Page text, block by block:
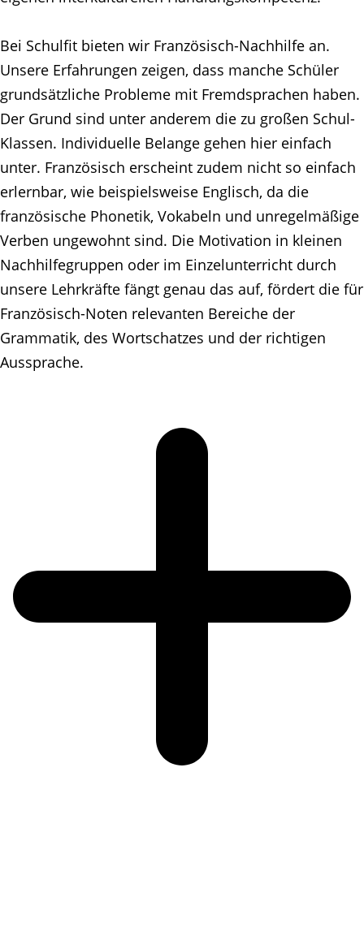
Bei Schulfit bieten wir Französisch-Nachhilfe an.
Unsere Erfahrungen zeigen, dass manche Schüler
grundsätzliche Probleme mit Fremdsprachen haben.
Der Grund sind unter anderem die zu großen Schul-
Klassen. Individuelle Belange gehen hier einfach
unter. Französisch erscheint zudem nicht so einfach
erlernbar, wie beispielsweise Englisch, da die
französische Phonetik, Vokabeln und unregelmäßige
Verben ungewohnt sind. Die Motivation in kleinen
Nachhilfegruppen oder im Einzelunterricht durch
unsere Lehrkräfte fängt genau das auf, fördert die für
Französisch-Noten relevanten Bereiche der
Grammatik, des Wortschatzes und der richtigen
Aussprache.